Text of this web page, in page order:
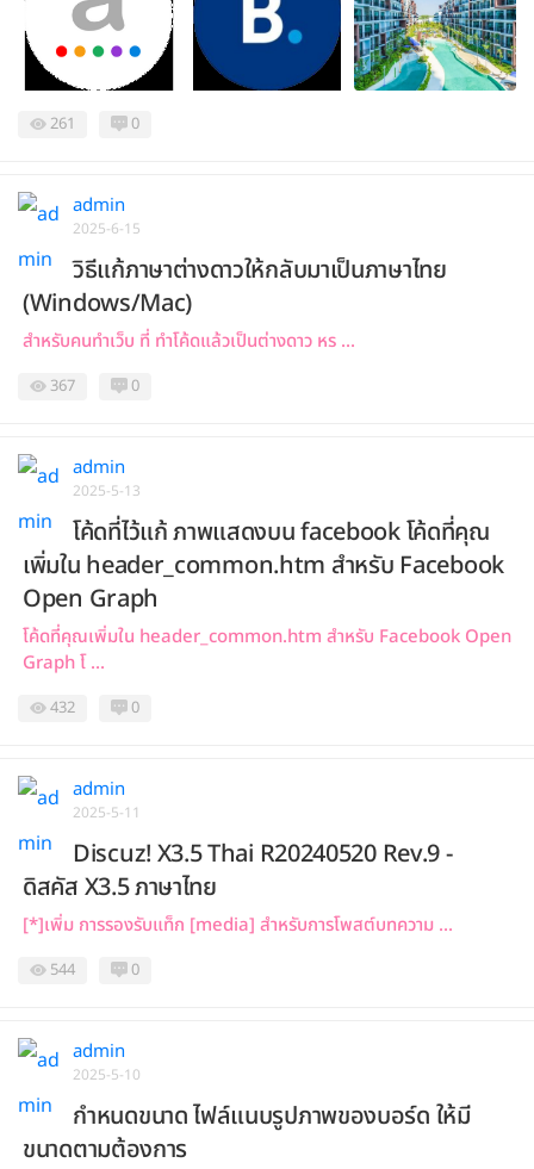
261 0
admin
2025-6-15
วิธีแก้ภาษาต่างดาวให้กลับมาเป็นภาษาไทย
(Windows/Mac)
สำหรับคนทำเว็บ ที่ ทำโค้ดแล้วเป็นต่างดาว หร ...
367 0
admin
2025-5-13
โค้ดที่ไว้แก้ ภาพแสดงบน facebook โค้ดที่คุณ
เพิ่มใน header_common.htm สำหรับ Facebook
Open Graph
โค้ดที่คุณเพิ่มใน header_common.htm สำหรับ Facebook Open
Graph โ ...
432 0
admin
2025-5-11
Discuz! X3.5 Thai R20240520 Rev.9 -
ดิสคัส X3.5 ภาษาไทย
[*]เพิ่ม การรองรับแท็ก [media] สำหรับการโพสต์บทความ ...
544 0
admin
2025-5-10
กำหนดขนาด ไฟล์แนบรูปภาพของบอร์ด ให้มี
ขนาดตามต้องการ